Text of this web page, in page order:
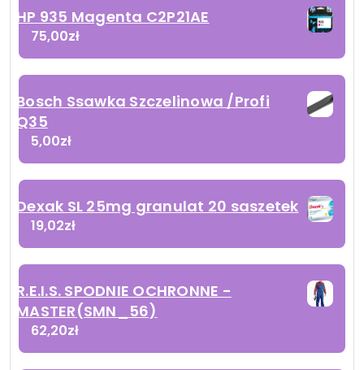
HP 935 Magenta C2P21AE
75,00zł
Bosch Ssawka Szczelinowa /Profi
Q35
5,00zł
Dexak SL 25mg granulat 20 saszetek
19,02zł
R.E.I.S. SPODNIE OCHRONNE -
MASTER(SMN_56)
62,20zł